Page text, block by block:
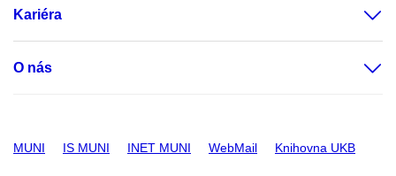
Kariéra
O nás
MUNI IS MUNI INET MUNI WebMail Knihovna UKB